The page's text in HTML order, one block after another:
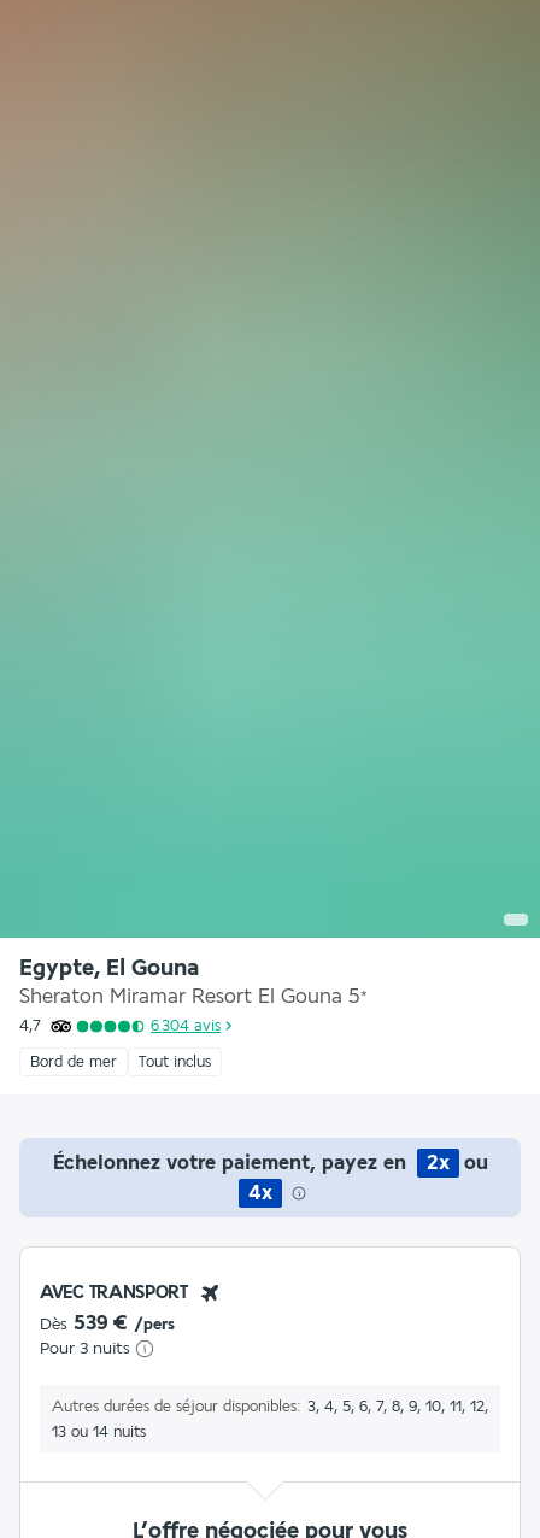
Egypte, El Gouna
Sheraton Miramar Resort El Gouna 5*
4,7 6 304 avis
Bord de mer Tout inclus
Échelonnez votre paiement, payez en 2x
ou
4x
AVEC TRANSPORT
Dès 539 € /pers
Pour 3 nuits
Autres durées de séjour disponibles
3, 4, 5, 6, 7, 8, 9, 10, 11, 12,
13 ou 14 nuits
L’offre négociée pour vous